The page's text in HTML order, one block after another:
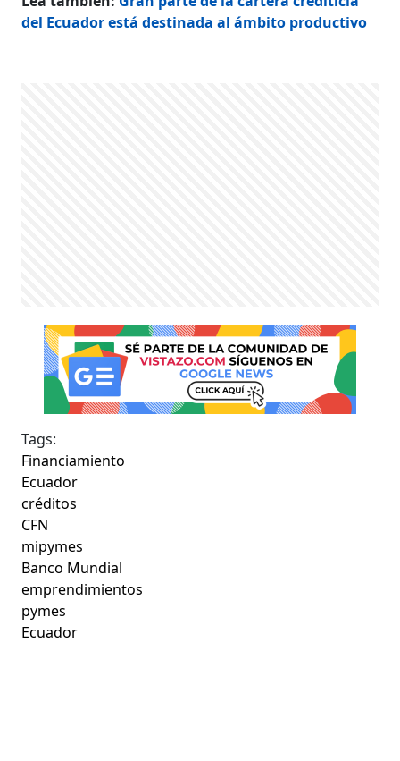
del Ecuador está destinada al ámbito productivo
Tags:
Financiamiento
Ecuador
créditos
CFN
mipymes
Banco Mundial
emprendimientos
pymes
Ecuador